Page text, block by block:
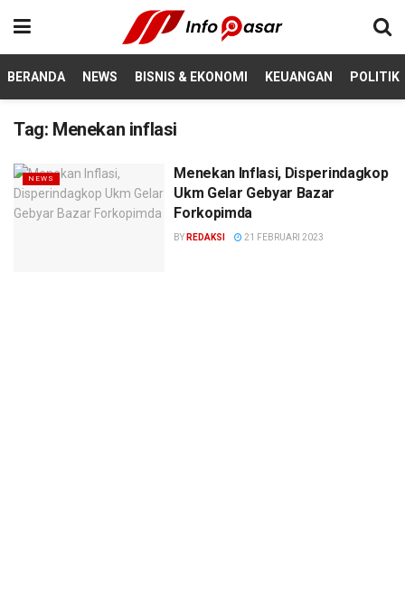
BERANDA NEWS BISNIS & EKONOMI KEUANGAN POLITIK
Tag: Menekan inflasi
NEWS
Menekan Inflasi, Disperindagkop
Ukm Gelar Gebyar Bazar
Forkopimda
BY REDAKSI 21 FEBRUARI 2023